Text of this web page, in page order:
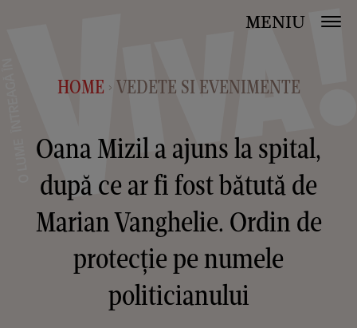
MENIU
HOME > VEDETE SI EVENIMENTE
Oana Mizil a ajuns la spital,
după ce ar fi fost bătută de
Marian Vanghelie. Ordin de
protecție pe numele
politicianului